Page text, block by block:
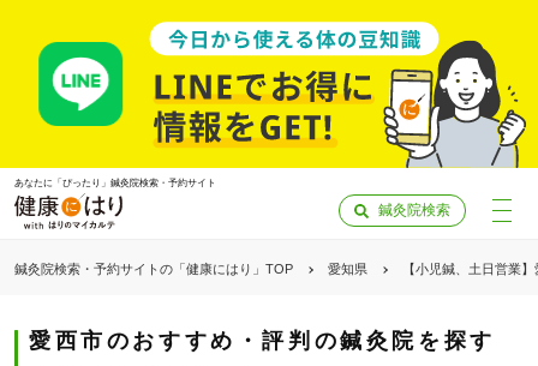
あなたに「ぴったり」鍼灸院検索・予約サイト
鍼灸院検索
鍼灸院検索・予約サイトの「健康にはり」TOP 愛知県 【小児鍼、土日営業
愛西市のおすすめ・評判の鍼灸院を探す